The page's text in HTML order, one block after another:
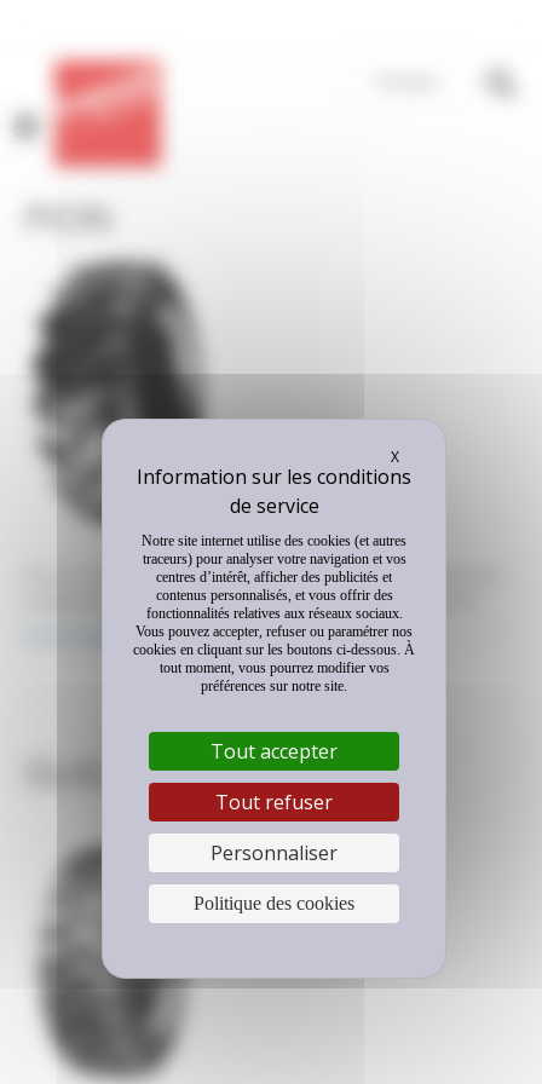
MENU
PION
Pneu à sculptures décalées offrant un bon niveau de traction.
usage pour ce pneu Petite chargeuse Agressivité des sols
Vitesse Dimensions 12 R 18 16 R 20 Types de véhicules
télécharger cette fiche Contactez-nous Remarque : JavaScript
est requis pour ce contenu.
Notre site internet utilise des cookies (et autres
traceurs) pour analyser votre navigation et vos
centres d’intérêt, afficher des publicités et
contenus personnalisés, et vous offrir des
fonctionnalités relatives aux réseaux sociaux.
Vous pouvez accepter, refuser ou paramétrer nos
cookies en cliquant sur les boutons ci-dessous. À
tout moment, vous pourrez modifier vos
préférences sur notre site.
Tout accepter
Tout refuser
Personnaliser
Politique des cookies
X